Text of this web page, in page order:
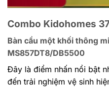
Combo Kidohomes
Bàn cầu một khối thông
MS857DT8/DB5500
Đây là điểm nhấn nổi bật
đến trải nghiệm vệ sinh